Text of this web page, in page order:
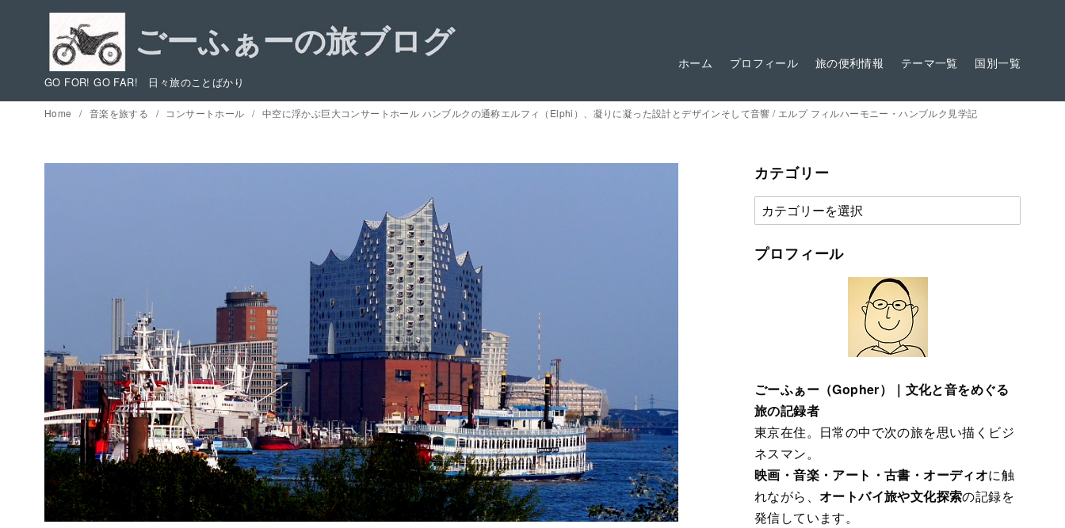
GO FOR! GO FAR! 日々旅のことばかり
ホーム プロフィール 旅の便利情報 テーマ一覧 国別一覧
Home 音楽を旅する コンサートホール 中空に浮かぶ巨大コンサートホール ハンブルクの通称エルフィ（Elphi）、凝りに凝った設計とデザインそして音響 / エルプ フィルハーモニー・ハンブルク見学記
カテゴリー
カ
テ
ゴ
プロフィール
ごーふぁー（Gopher）｜文化と音をめぐる
旅の記録者
東京在住。日常の中で次の旅を思い描くビジ
ネスマン。
映画・音楽・アート・古書・オーディオに触
れながら、 オートバイ旅や文化探索の記録を
発信しています。